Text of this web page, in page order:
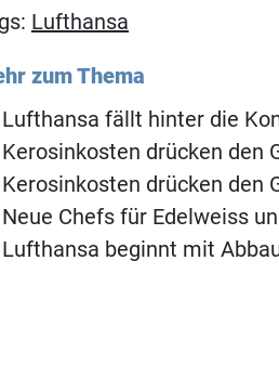
Lufthansa
zum Thema
Lufthansa fällt hinter die
Kerosinkosten drücken den
Kerosinkosten drücken den
Neue Chefs für Edelweiss
Lufthansa beginnt mit